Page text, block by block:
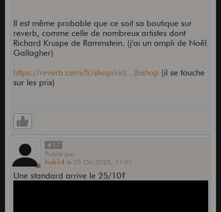
Il est même probable que ce soit sa boutique sur
reverb, comme celle de nombreux artistes dont
Richard Kruspe de Rammstein. (j'ai un ampli de Noêl
Gallagher)
https://reverb.com/fr/shop/ric(...)bshop (il se touche
sur les prix)
#17
Publié par
hub14 le 05 Oct 2025, 17:07
Une standard arrive le 25/10?